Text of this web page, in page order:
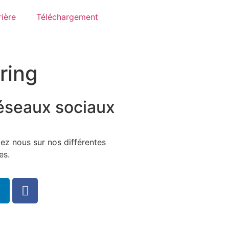
Téléchargement
sociaux
nous sur nos différentes